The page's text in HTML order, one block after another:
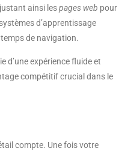
ainsi lespages web pour
d’apprentissage
de navigation.
d’une expérience fluide et
compétitif crucial dans le
compte. Une fois votre